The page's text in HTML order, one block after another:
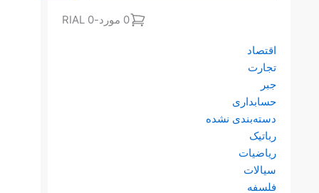
0 مورد -
0 RIAL
اقتصاد
تجارت
جبر
حسابداری
دسته‌بندی نشده
رباتیک
ریاضیات
سیالات
فلسفه